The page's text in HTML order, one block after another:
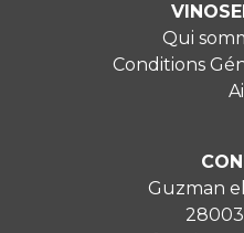
Qui
Conditions
Guzman